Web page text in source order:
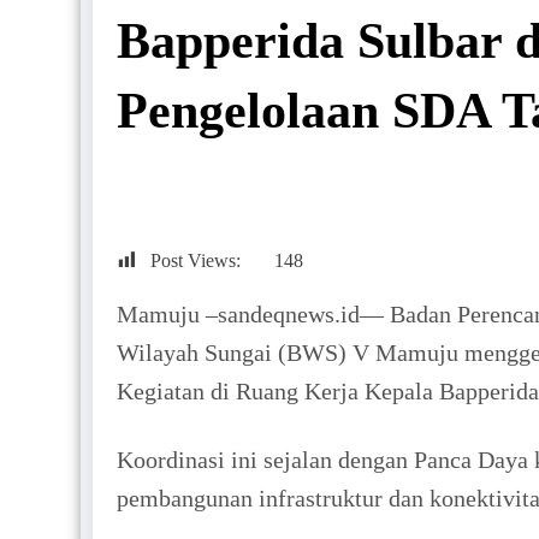
Bapperida Sulbar
Pengelolaan SDA
Post Views: 148
Mamuju –sandeqnews.id— Badan
Wilayah Sungai (BWS) V Mamuju
Kegiatan di Ruang Kerja Kepala
Koordinasi ini sejalan dengan Panca
pembangunan infrastruktur dan